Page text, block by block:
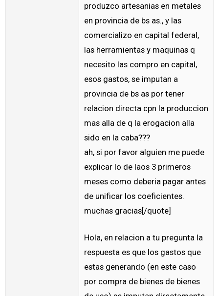
produzco artesanias en metales
en provincia de bs as., y las
comercializo en capital federal,
las herramientas y maquinas q
necesito las compro en capital,
esos gastos, se imputan a
provincia de bs as por tener
relacion directa cpn la produccion
mas alla de q la erogacion alla
sido en la caba???
ah, si por favor alguien me puede
explicar lo de laos 3 primeros
meses como deberia pagar antes
de unificar los coeficientes.
muchas gracias[/quote]
Hola, en relacion a tu pregunta la
respuesta es que los gastos que
estas generando (en este caso
por compra de bienes de bienes